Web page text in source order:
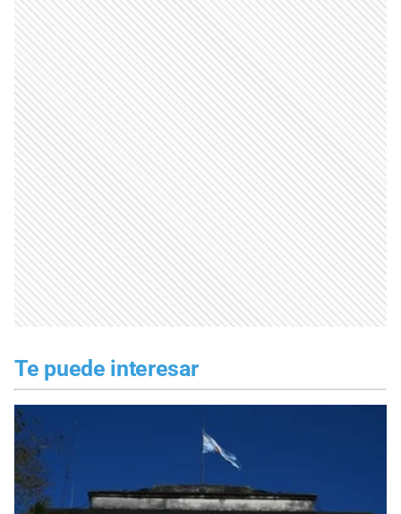
Te puede interesar